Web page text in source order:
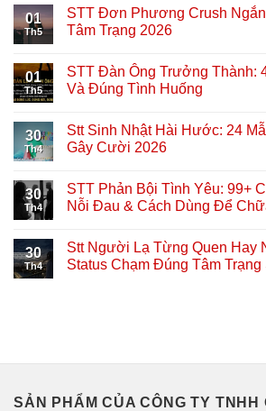
01
Th5
STT Đơn Phương Crush
Tâm Trạng 2026
01
Th5
STT Đàn Ông Trưởng Thành:
Và Đúng Tình Huống
30
Th4
Stt Sinh Nhật Hài Hước: 24
Gây Cười 2026
30
Th4
STT Phản Bội Tình Yêu: 99+
Nỗi Đau & Cách Dùng Để
30
Th4
Stt Người Lạ Từng Quen Hay
Status Chạm Đúng Tâm Trạng
SẢN PHẨM CỦA CÔNG TY TNHH